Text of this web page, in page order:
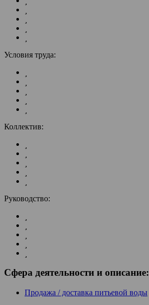
Условия труда:
Коллектив:
Руководство:
Сфера деятельности и описание:
Продажа / доставка питьевой воды